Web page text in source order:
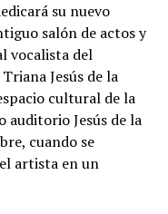
su nuevo
salón de actos y
vocalista del
Jesús de la
cultural de la
auditorio Jesús de la
cuando se
artista en un